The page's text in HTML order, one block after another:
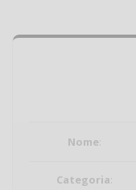
Nome:
Categoria: